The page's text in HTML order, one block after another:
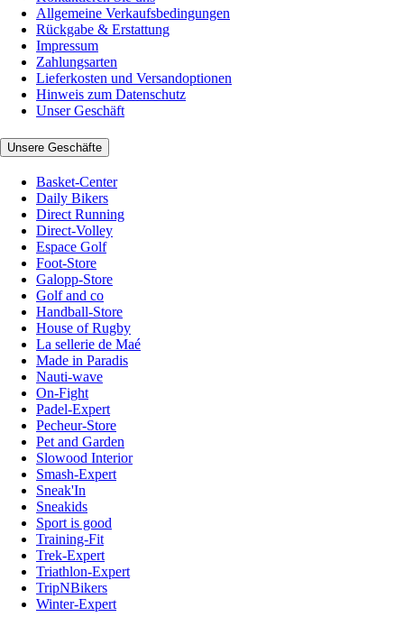
Allgemeine Verkaufsbedingungen
Rückgabe & Erstattung
Impressum
Zahlungsarten
Lieferkosten und Versandoptionen
Hinweis zum Datenschutz
Unser Geschäft
Unsere Geschäfte
Basket-Center
Daily Bikers
Direct Running
Direct-Volley
Espace Golf
Foot-Store
Galopp-Store
Golf and co
Handball-Store
House of Rugby
La sellerie de Maé
Made in Paradis
Nauti-wave
On-Fight
Padel-Expert
Pecheur-Store
Pet and Garden
Slowood Interior
Smash-Expert
Sneak'In
Sneakids
Sport is good
Training-Fit
Trek-Expert
Triathlon-Expert
TripNBikers
Winter-Expert